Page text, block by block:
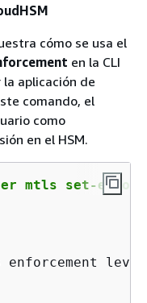
cómo se usa el
en la CLI
aplicación de
comando, el
como
en el HSM.
mtls set-
enforcement